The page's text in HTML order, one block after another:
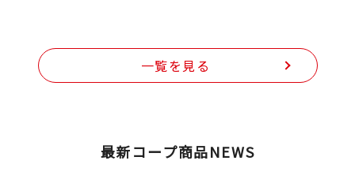
一覧を見る
最新コープ商品NEWS